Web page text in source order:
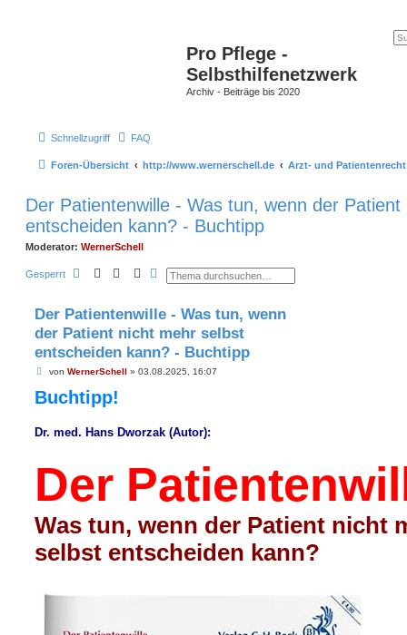
Pro Pflege -
Selbsthilfenetzwerk
Archiv - Beiträge bis 2020
Schnellzugriff FAQ
Foren-Übersicht http://www.wernerschell.de Arzt- und Patientenrecht
Der Patientenwille - Was tun, wenn der
entscheiden kann? - Buchtipp
Moderator: WernerSchell
Gesperrt
E
i
e
r
e
Der Patientenwille - Was tun, wenn
der Patient nicht mehr selbst
entscheiden kann? - Buchtipp
B
i
t
g
von WernerSchell » 03.08.2025, 16:07
Buchtipp!
Dr. med. Hans Dworzak (Autor):
Der
Was tun, wenn der Patient nicht
selbst entscheiden kann?